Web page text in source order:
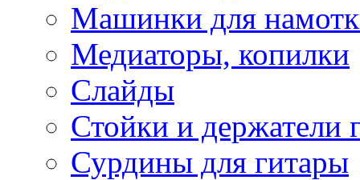
Машинки для
Медиаторы, копилки
Слайды
Стойки и держатели
Сурдины для гитары